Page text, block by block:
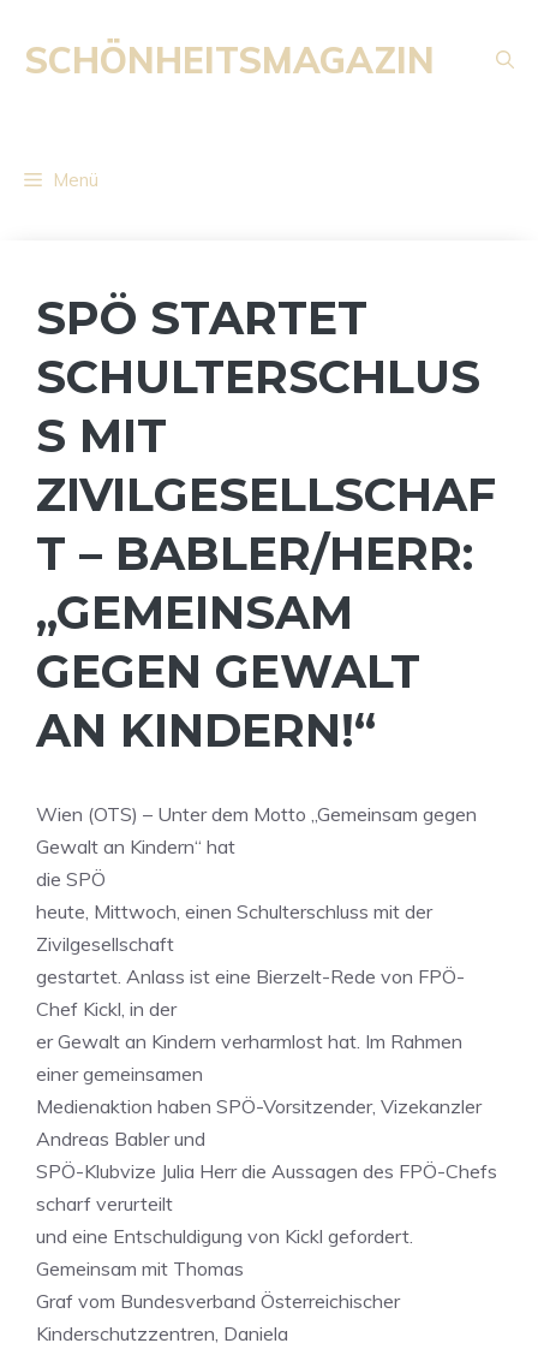
Inhalt
springen
SCHÖNHEITSMAGAZIN
Menü
SPÖ STARTET
SCHULTERSCHLUS
S MIT
ZIVILGESELLSCHAF
T – BABLER/HERR:
„GEMEINSAM
GEGEN GEWALT
AN KINDERN!“
Wien (OTS) – Unter dem Motto „Gemeinsam gegen
Gewalt an Kindern“ hat
die SPÖ
heute, Mittwoch, einen Schulterschluss mit der
Zivilgesellschaft
gestartet. Anlass ist eine Bierzelt-Rede von FPÖ-
Chef Kickl, in der
er Gewalt an Kindern verharmlost hat. Im Rahmen
einer gemeinsamen
Medienaktion haben SPÖ-Vorsitzender, Vizekanzler
Andreas Babler und
SPÖ-Klubvize Julia Herr die Aussagen des FPÖ-Chefs
scharf verurteilt
und eine Entschuldigung von Kickl gefordert.
Gemeinsam mit Thomas
Graf vom Bundesverband Österreichischer
Kinderschutzzentren, Daniela